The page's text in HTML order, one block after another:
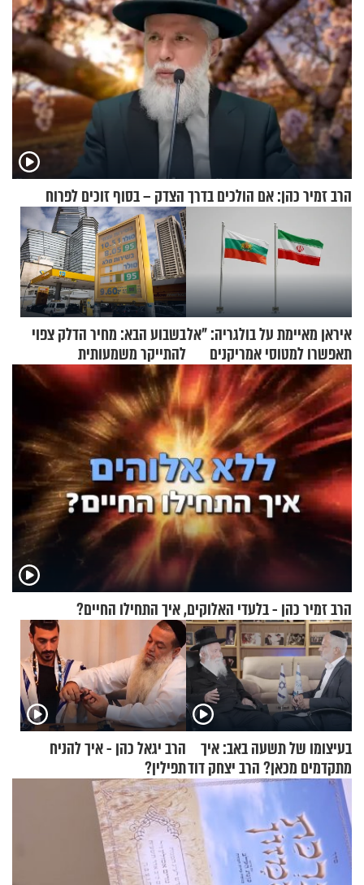
הרב זמיר כהן: אם הולכים בדרך הצדק – בסוף זוכים לפרוח
איראן מאיימת על בולגריה: "אל
תאפשרו למטוסי אמריקנים
להמריא מהשטח שלכם"
בשבוע הבא: מחיר הדלק צפוי
להתייקר משמעותית
הרב זמיר כהן - בלעדי האלוקים, איך התחילו החיים?
בעיצומו של תשעה באב: איך
מתקדמים מכאן? הרב יצחק דוד
גרוסמן בשיחה מיוחדת
הרב יגאל כהן - איך להניח
תפילין?